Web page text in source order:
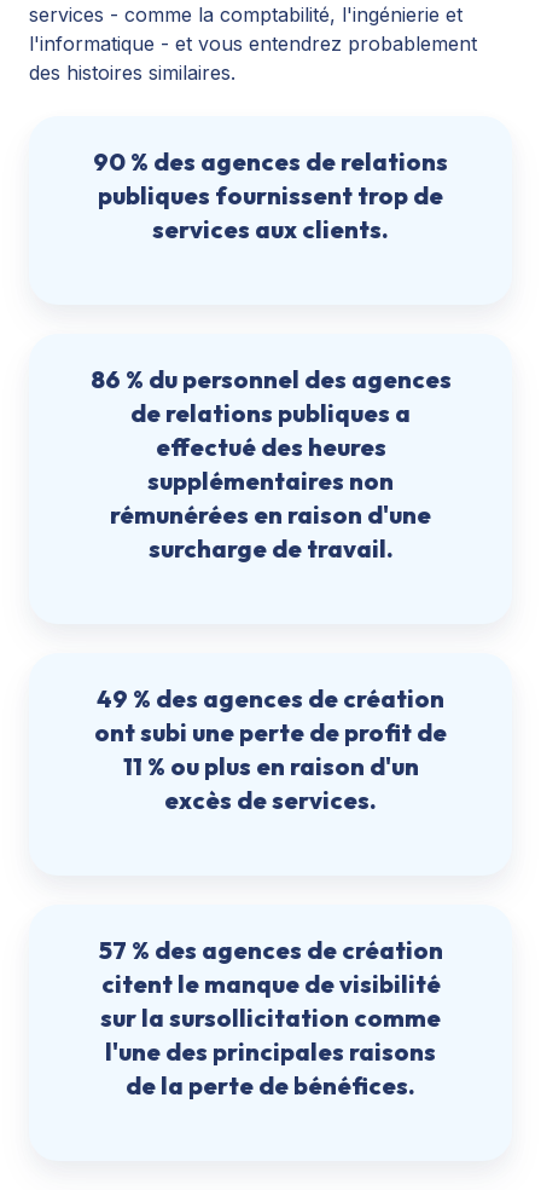
services - comme la comptabilité, l'ingénierie et
l'informatique - et vous entendrez probablement
des histoires similaires.
90 % des agences de relations
publiques fournissent trop de
services aux clients.
86 % du personnel des agences
de relations publiques a
effectué des heures
supplémentaires non
rémunérées en raison d'une
surcharge de travail.
49 % des agences de création
ont subi une perte de profit de
11 % ou plus en raison d'un
excès de services.
57 % des agences de création
citent le manque de visibilité
sur la sursollicitation comme
l'une des principales raisons
de la perte de bénéfices.